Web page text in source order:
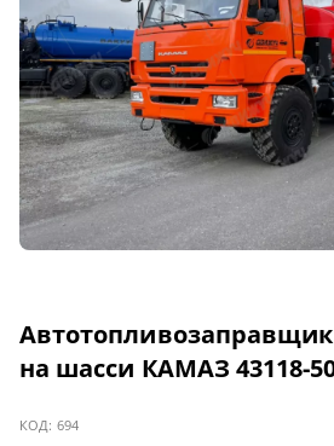
на шасси КАМАЗ 43118-
КОД: 694